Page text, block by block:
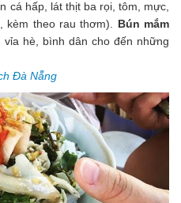
cá hấp, lát thịt ba rọi, tôm, mực,
kèm theo rau thơm). Bún mắm
hè, bình dân cho đến những
Đà Nẵng